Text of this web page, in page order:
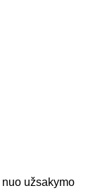
nuo užsakymo